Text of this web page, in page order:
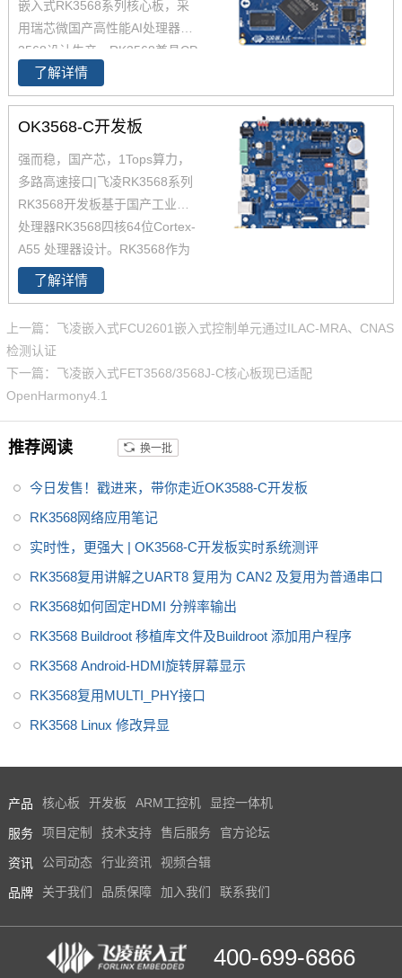
嵌入式RK3568系列核心板，采
用瑞芯微国产高性能AI处理器RK
3568设计生产，RK3568兼具CP
U、GPU、NPU、VPU于一身，
RK3568 性能、性价比在同类产
品中具有较高优势，RK3568处
SoC， 飞凌RK3568核心板主要
面向工业互联网、HMI、NVR存
储、车载中控、工业网关等领
域。目前RK3568系列已经批量
稳定出货
了解详情
OK3568-C开发板
强而稳，国产芯，1Tops算力，
多路高速接口|飞凌RK3568系列
RK3568开发板基于国产工业级AI
处理器RK3568四核64位Cortex-
A55 处理器设计。RK3568作为
国产化高性能处理器，瑞芯微RK
3568芯片是一款定位中高端的通
一款定位中高端的通用型SoC，
NPU达到1Tops，飞凌RK3568系
列核心板提供瑞芯微RK3568规
格书_datasheet_数据手册_原理
了解详情
上一篇：飞凌嵌入式FCU2601嵌入式控制单元通过ILAC-MRA、CNAS
检测认证
下一篇：飞凌嵌入式FET3568/3568J-C核心板现已适配
OpenHarmony4.1
推荐阅读 换一批
今日发售！戳进来，带你走近OK3588-C开发板
RK3568网络应用笔记
实时性，更强大 | OK3568-C开发板实时系统测评
RK3568复用讲解之UART8 复用为 CAN2 及复用为普通串口
RK3568如何固定HDMI 分辨率输出
RK3568 Buildroot 移植库文件及Buildroot 添加用户程序
RK3568 Android-HDMI旋转屏幕显示
RK3568复用MULTI_PHY接口
RK3568 Linux 修改异显
产品 核心板 开发板 ARM工控机 显控一体机
服务 项目定制 技术支持 售后服务 官方论坛
资讯 公司动态 行业资讯 视频合辑
品牌 关于我们 品质保障 加入我们 联系我们
400-699-6866